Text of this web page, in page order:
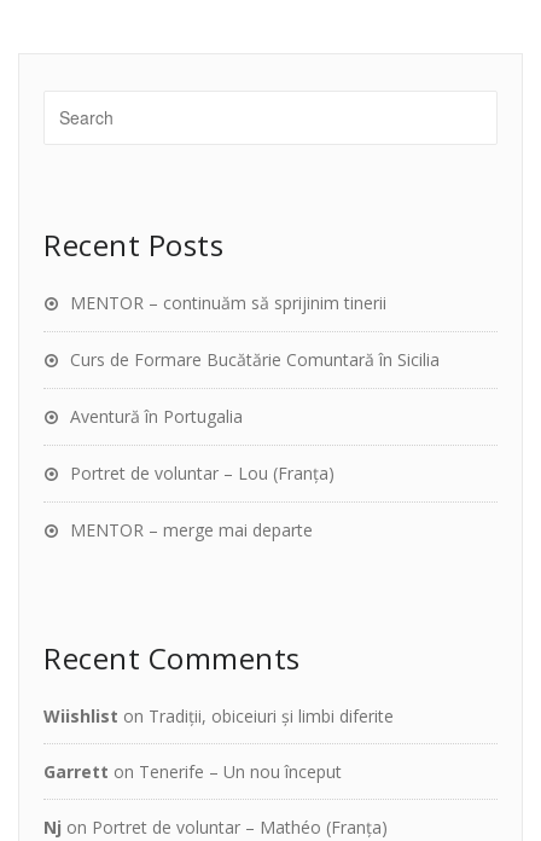
Recent Posts
MENTOR – continuăm să sprijinim tinerii
Curs de Formare Bucătărie Comuntară în Sicilia
Aventură în Portugalia
Portret de voluntar – Lou (Franța)
MENTOR – merge mai departe
Recent Comments
Wiishlist on Tradiții, obiceiuri și limbi diferite
Garrett on Tenerife – Un nou început
Nj on Portret de voluntar – Mathéo (Franța)